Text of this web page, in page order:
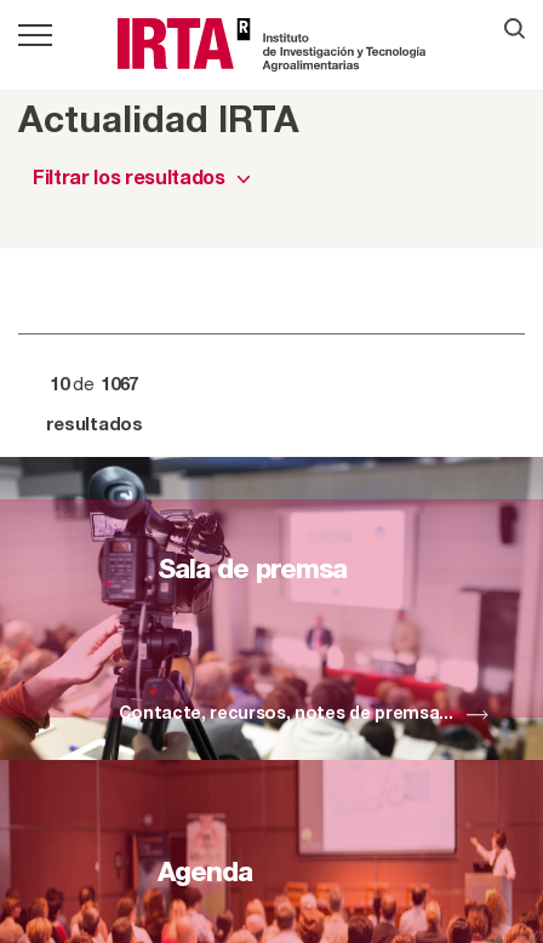
Actualidad IRTA
Filtrar los resultados
10de 1067
resultados
Sala de premsa
Contacte, recursos, notes de premsa...
Agenda